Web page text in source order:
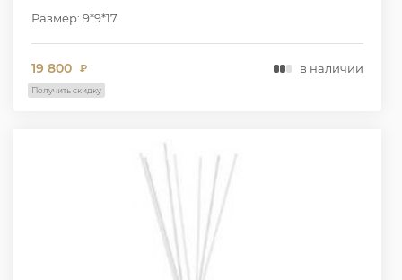
Размер: 9*9*17
19 800 ₽ в наличии
Получить скидку